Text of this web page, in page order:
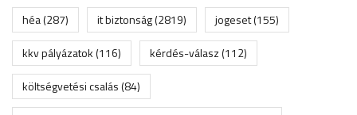
héa(287) it biztonság(2819) jogeset(155)
kkv pályázatok(116) kérdés-válasz(112)
költségvetési csalás(84)